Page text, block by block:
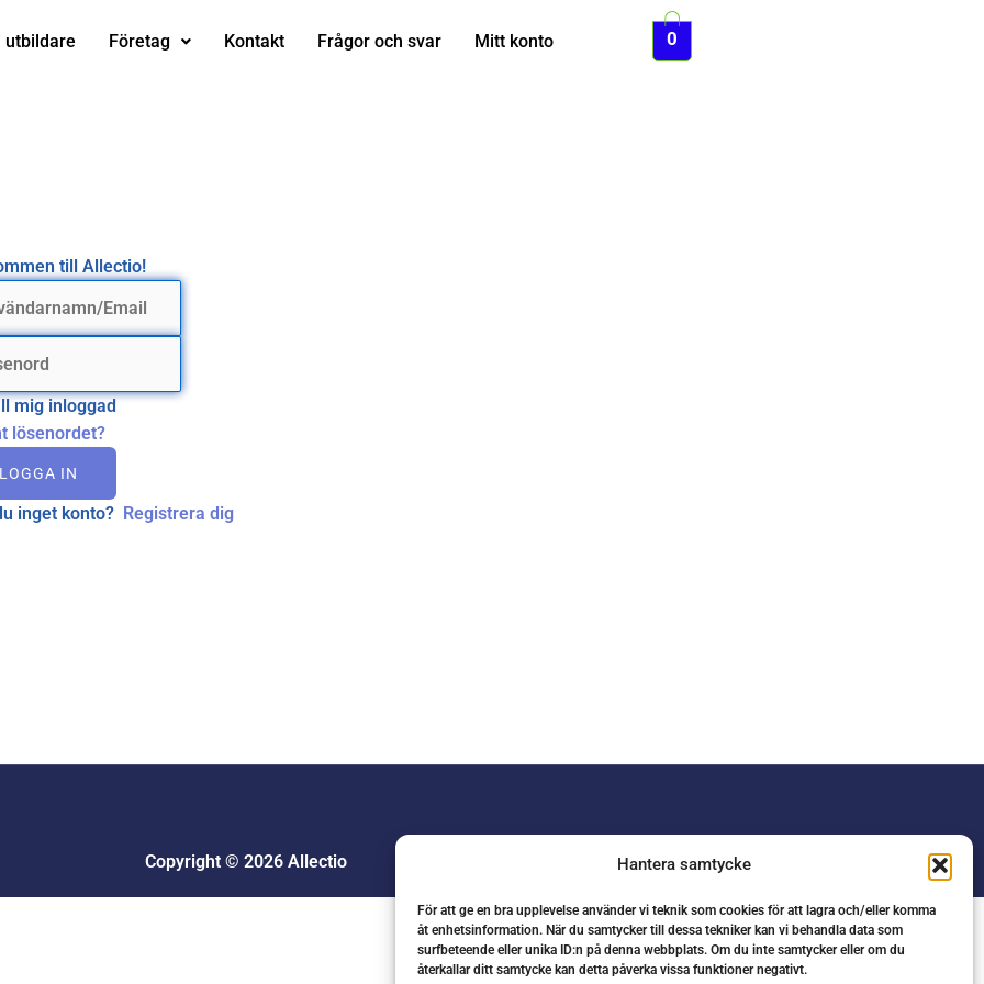
Hantera samtycke
För att ge en bra upplevelse använder vi teknik som cookies för att lagra och/eller komma
åt enhetsinformation. När du samtycker till dessa tekniker kan vi behandla data som
surfbeteende eller unika ID:n på denna webbplats. Om du inte samtycker eller om du
återkallar ditt samtycke kan detta påverka vissa funktioner negativt.
utbildare Företag Kontakt Frågor och svar Mitt konto 0
till Allectio!
mig inloggad
lösenordet?
LOGGA IN
inget konto? Registrera dig
Copyright © 2026 Allectio